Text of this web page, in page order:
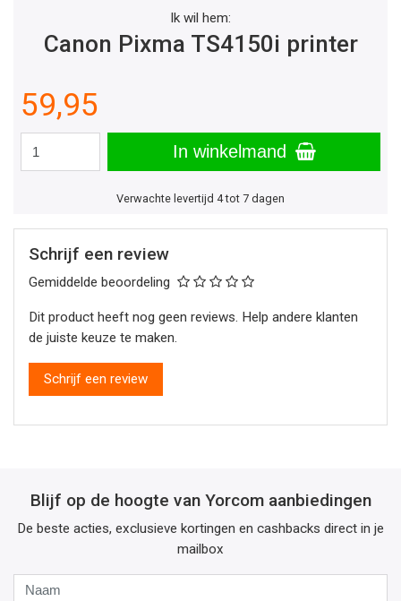
Ik wil hem:
Canon Pixma TS4150i printer
59,95
In winkelmand
Verwachte levertijd 4 tot 7 dagen
Schrijf een review
Gemiddelde beoordeling
Dit product heeft nog geen reviews. Help andere klanten
de juiste keuze te maken.
Schrijf een review
Blijf op de hoogte van Yorcom aanbiedingen
De beste acties, exclusieve kortingen en cashbacks direct in je
mailbox